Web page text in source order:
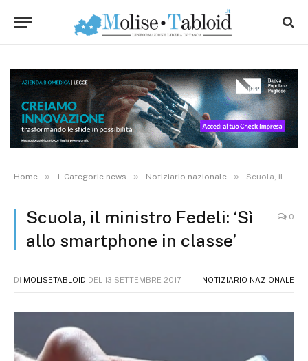
Home » 1. Categorie news » Notiziario nazionale » Scuola, il ministro Fedeli: ‘Sì allo smartphone in classe’
Scuola, il ministro Fedeli: ‘Sì
allo smartphone in classe’
0
DI MOLISETABLOID DEL 13 SETTEMBRE 2017 NOTIZIARIO NAZIONALE